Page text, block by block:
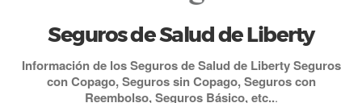
Seguros de Salud de Liberty
Información de los Seguros de Salud de Liberty Seguros
con Copago, Seguros sin Copago, Seguros con
Reembolso, Seguros Básico, etc...